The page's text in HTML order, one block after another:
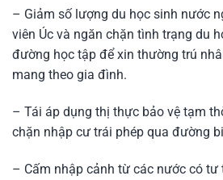
– Giảm số lượng du học sinh nước
viên Úc và ngăn chặn tình trạng du
đường học tập để xin thường trú
mang theo gia đình.
– Tái áp dụng thị thực bảo vệ tạm
chặn nhập cư trái phép qua đường
– Cấm nhập cảnh từ các nước có